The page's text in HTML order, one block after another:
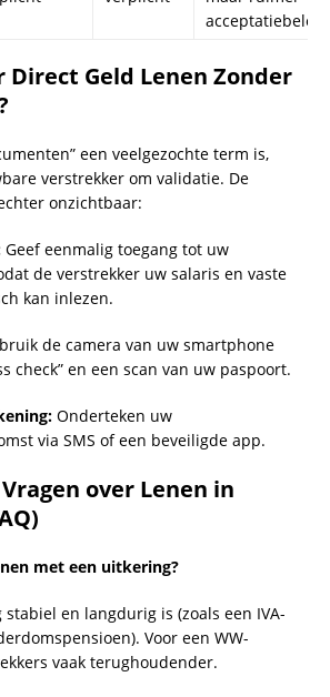
acceptatiebeleid
Direct Geld Lenen Zonder
een veelgezochte term is,
verstrekker om validatie. De
onzichtbaar:
Geef eenmalig toegang tot uw
de verstrekker uw salaris en vaste
kan inlezen.
de camera van uw smartphone
check” en een scan van uw paspoort.
Onderteken uw
via SMS of een beveiligde app.
over Lenen in
met een uitkering?
stabiel en langdurig is (zoals een IVA-
Voor een WW-
vaak terughoudender.